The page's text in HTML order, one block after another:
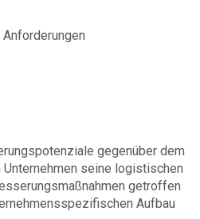
gegenüber dem
seine logistischen
getroffen
Aufbau